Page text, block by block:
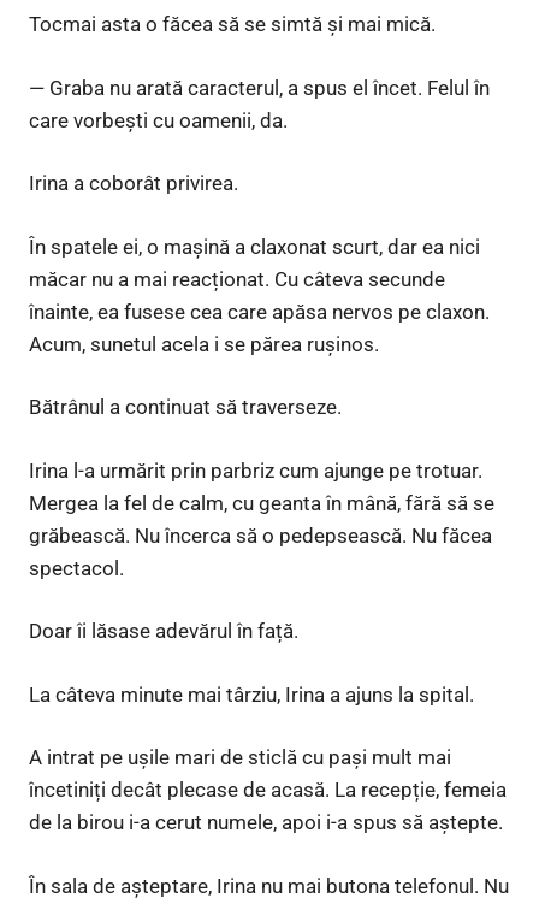
Tocmai asta o făcea să se simtă și mai mică.
— Graba nu arată caracterul, a spus el încet. Felul în
care vorbești cu oamenii, da.
Irina a coborât privirea.
În spatele ei, o mașină a claxonat scurt, dar ea nici
măcar nu a mai reacționat. Cu câteva secunde
înainte, ea fusese cea care apăsa nervos pe claxon.
Acum, sunetul acela i se părea rușinos.
Bătrânul a continuat să traverseze.
Irina l-a urmărit prin parbriz cum ajunge pe trotuar.
Mergea la fel de calm, cu geanta în mână, fără să se
grăbească. Nu încerca să o pedepsească. Nu făcea
spectacol.
Doar îi lăsase adevărul în față.
La câteva minute mai târziu, Irina a ajuns la spital.
A intrat pe ușile mari de sticlă cu pași mult mai
încetiniți decât plecase de acasă. La recepție, femeia
de la birou i-a cerut numele, apoi i-a spus să aștepte.
În sala de așteptare, Irina nu mai butona telefonul. Nu